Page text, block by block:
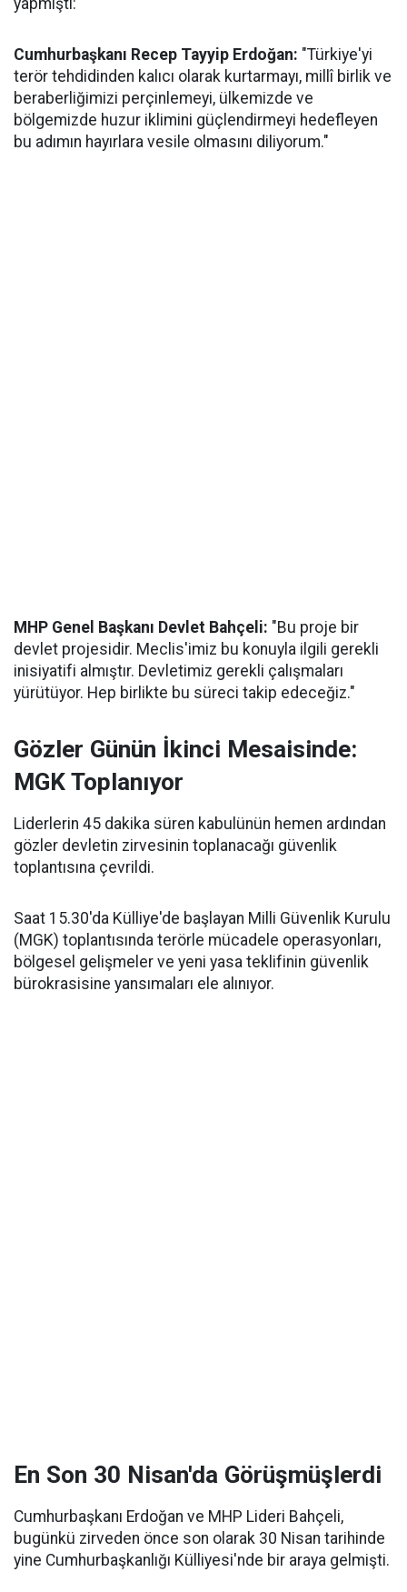
yapmıştı:
Cumhurbaşkanı Recep Tayyip Erdoğan: "Türkiye'yi
terör tehdidinden kalıcı olarak kurtarmayı, millî birlik ve
beraberliğimizi perçinlemeyi, ülkemizde ve
bölgemizde huzur iklimini güçlendirmeyi hedefleyen
bu adımın hayırlara vesile olmasını diliyorum."
MHP Genel Başkanı Devlet Bahçeli: "Bu proje bir
devlet projesidir. Meclis'imiz bu konuyla ilgili gerekli
inisiyatifi almıştır. Devletimiz gerekli çalışmaları
yürütüyor. Hep birlikte bu süreci takip edeceğiz."
Gözler Günün İkinci Mesaisinde:
MGK Toplanıyor
Liderlerin 45 dakika süren kabulünün hemen ardından
gözler devletin zirvesinin toplanacağı güvenlik
toplantısına çevrildi.
Saat 15.30'da Külliye'de başlayan Milli Güvenlik Kurulu
(MGK) toplantısında terörle mücadele operasyonları,
bölgesel gelişmeler ve yeni yasa teklifinin güvenlik
bürokrasisine yansımaları ele alınıyor.
En Son 30 Nisan'da Görüşmüşlerdi
Cumhurbaşkanı Erdoğan ve MHP Lideri Bahçeli,
bugünkü zirveden önce son olarak 30 Nisan tarihinde
yine Cumhurbaşkanlığı Külliyesi'nde bir araya gelmişti.